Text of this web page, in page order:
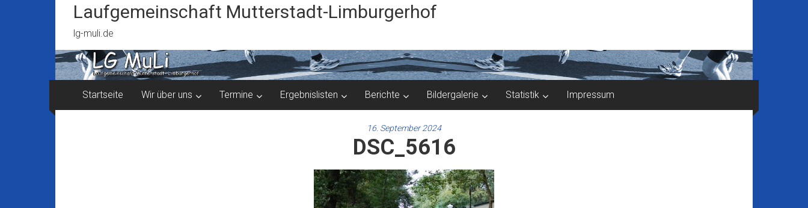
Inhalt
springen
Laufgemeinschaft Mutterstadt-Limburgerhof
lg-muli.de
Startseite Wir über uns Termine Ergebnislisten Berichte Bildergalerie Statistik Impressum
16. September 2024
DSC_5616